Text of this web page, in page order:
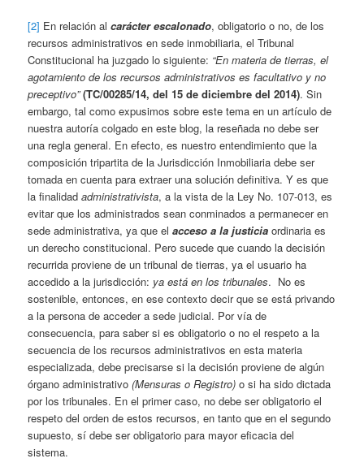
[2] En relación alcarácter escalonado, obligatorio o no, de los
recursos administrativos en sede inmobiliaria, el Tribunal
Constitucional ha juzgado lo siguiente: “En materia de tierras, el
agotamiento de los recursos administrativos es facultativo y no
preceptivo” (TC/00285/14, del 15 de diciembre del 2014). Sin
embargo, tal como expusimos sobre este tema en un artículo de
nuestra autoría colgado en este blog, la reseñada no debe ser
una regla general. En efecto, es nuestro entendimiento que la
composición tripartita de la Jurisdicción Inmobiliaria debe ser
tomada en cuenta para extraer una solución definitiva. Y es que
la finalidadadministrativista, a la vista de la Ley No. 107-013, es
evitar que los administrados sean conminados a permanecer en
sede administrativa, ya que elacceso a la justicia ordinaria es
un derecho constitucional. Pero sucede que cuando la decisión
recurrida proviene de un tribunal de tierras, ya el usuario ha
accedido a la jurisdicción: ya está en los tribunales. No es
sostenible, entonces, en ese contexto decir que se está privando
a la persona de acceder a sede judicial. Por vía de
consecuencia, para saber si es obligatorio o no el respeto a la
secuencia de los recursos administrativos en esta materia
especializada, debe precisarse si la decisión proviene de algún
órgano administrativo(Mensuras o Registro) o si ha sido dictada
por los tribunales. En el primer caso, no debe ser obligatorio el
respeto del orden de estos recursos, en tanto que en el segundo
supuesto, sí debe ser obligatorio para mayor eficacia del
sistema.